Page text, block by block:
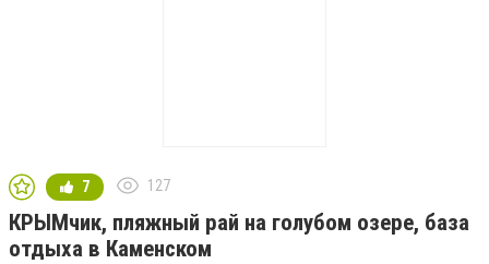
7 127
КРЫМчик, пляжный рай на голубом озере, база
отдыха в Каменском